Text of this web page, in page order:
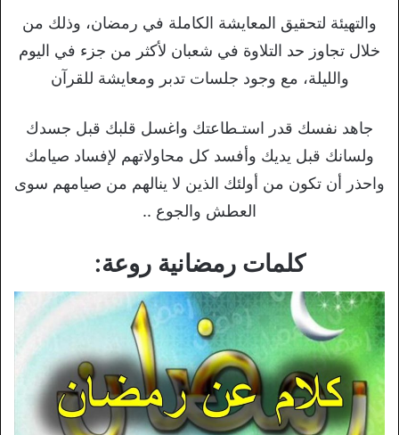
والتهيئة لتحقيق المعايشة الكاملة في رمضان، وذلك من
خلال تجاوز حد التلاوة في شعبان لأكثر من جزء في اليوم
والليلة، مع وجود جلسات تدبر ومعايشة للقرآن
جاهد نفسك قدر استـطاعتك واغسل قلبك قبل جسدك
ولسانك قبل يديك وأفسد كل محاولاتهم لإفساد صيامك
واحذر أن تكون من أولئك الذين لا ينالهم من صيامهم سوى
العطش والجوع ..
كلمات رمضانية روعة: